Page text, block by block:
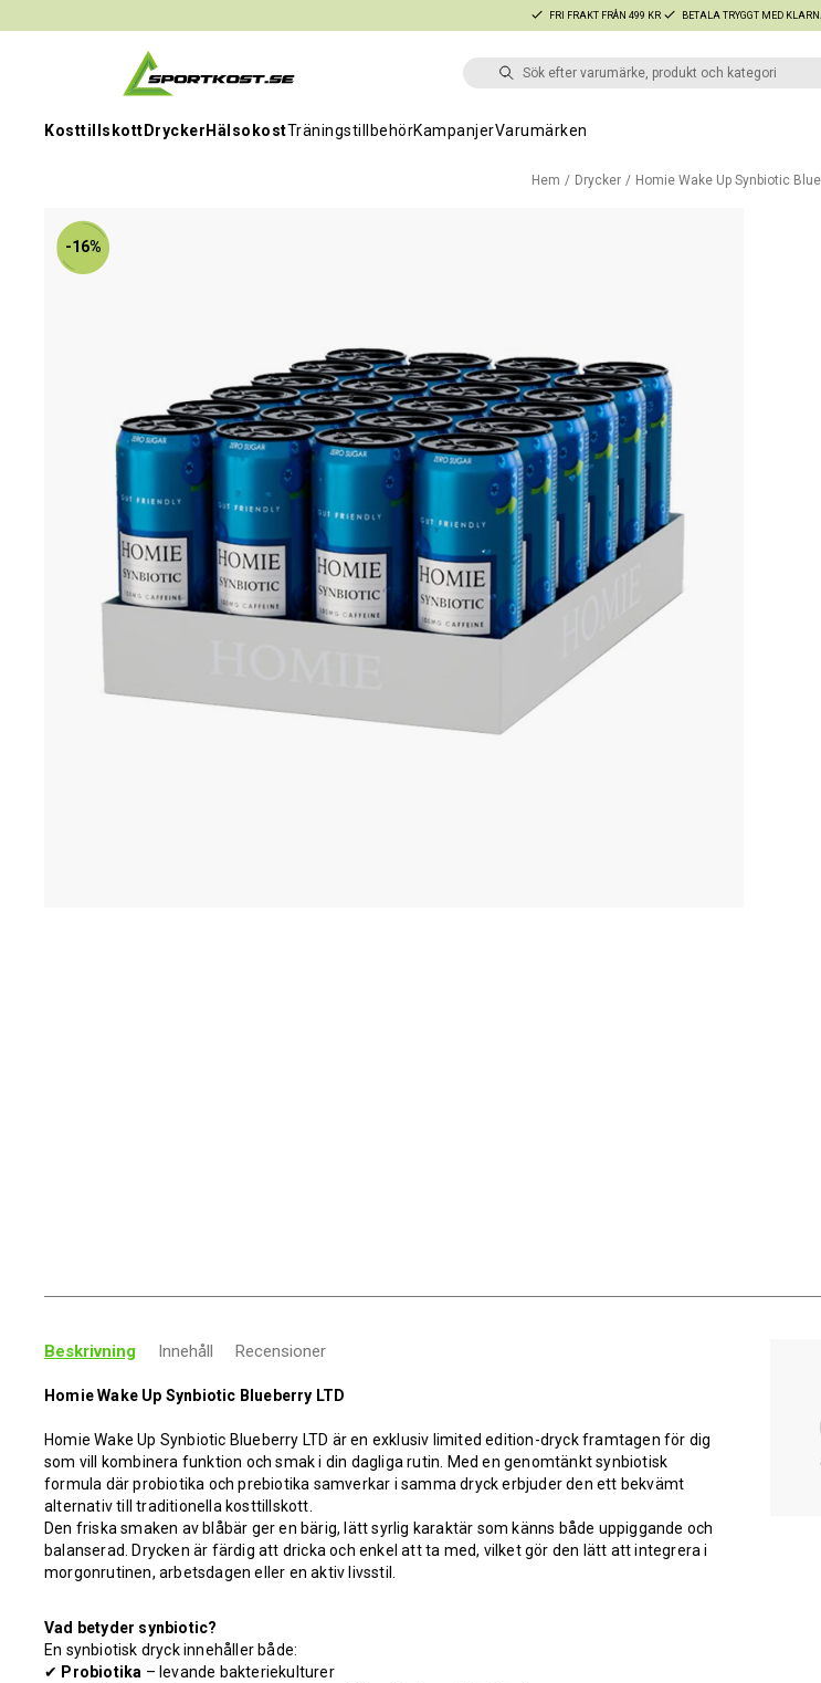
FRI FRAKT FRÅN 499 KR BETALA TRYGGT MED
KosttillskottDryckerHälsokostTräningstillbehörKampanjerVarumärken
Hem Drycker Homie Wake Up Synbiotic
-16%
Beskrivning Innehåll Recensioner
Homie Wake Up Synbiotic Blueberry LTD
Homie Wake Up Synbiotic Blueberry LTD är en exklusiv limited edition-dryck framtagen för dig
som vill kombinera funktion och smak i din dagliga rutin. Med en genomtänkt synbiotisk
formula där probiotika och prebiotika samverkar i samma dryck erbjuder den ett bekvämt
alternativ till traditionella kosttillskott.
Den friska smaken av blåbär ger en bärig, lätt syrlig karaktär som känns både uppiggande och
balanserad. Drycken är färdig att dricka och enkel att ta med, vilket gör den lätt att integrera i
morgonrutinen, arbetsdagen eller en aktiv livsstil.
Vad betyder synbiotic?
En synbiotisk dryck innehåller både:
✔ Probiotika – levande bakteriekulturer